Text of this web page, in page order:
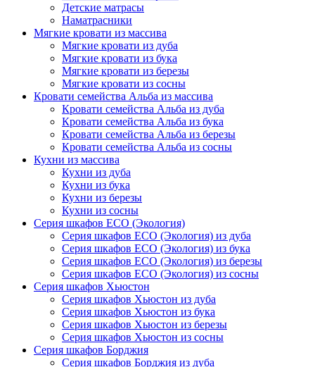
Детские матрасы
Наматрасники
Мягкие кровати из массива
Мягкие кровати из дуба
Мягкие кровати из бука
Мягкие кровати из березы
Мягкие кровати из сосны
Кровати семейства Альба из массива
Кровати семейства Альба из дуба
Кровати семейства Альба из бука
Кровати семейства Альба из березы
Кровати семейства Альба из сосны
Кухни из массива
Кухни из дуба
Кухни из бука
Кухни из березы
Кухни из сосны
Серия шкафов ECO (Экология)
Серия шкафов ECO (Экология) из дуба
Серия шкафов ECO (Экология) из бука
Серия шкафов ECO (Экология) из березы
Серия шкафов ECO (Экология) из сосны
Серия шкафов Хьюстон
Серия шкафов Хьюстон из дуба
Серия шкафов Хьюстон из бука
Серия шкафов Хьюстон из березы
Серия шкафов Хьюстон из сосны
Серия шкафов Борджия
Серия шкафов Борджия из дуба